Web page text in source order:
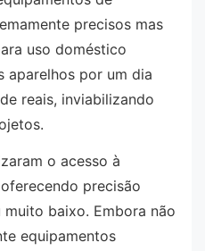
precisos mas
uso doméstico
aparelhos por um dia
reais, inviabilizando
o acesso à
precisão
baixo. Embora não
equipamentos